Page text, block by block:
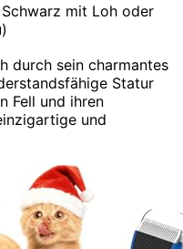
Schwarz mit Loh oder
durch sein charmantes
Statur
Fell und ihren
und